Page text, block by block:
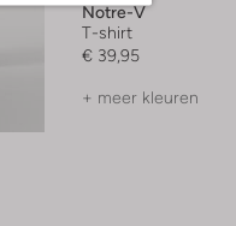
Notre-V
T-shirt
€ 39,95
+ meer kleuren